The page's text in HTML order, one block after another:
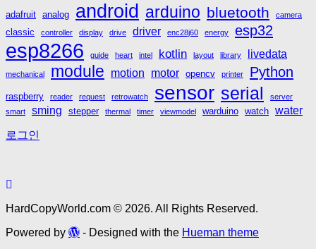
adafruit analog android arduino bluetooth camera
classic controller display drive driver enc28j60 energy esp32
esp8266 guide heart intel kotlin layout library livedata
mechanical module motion motor opencv printer Python
raspberry reader request retrowatch sensor serial
server
smart
sming stepper thermal timer viewmodel warduino watch water
로그인
HardCopyWorld.com © 2026. All Rights Reserved.
Powered by
- Designed with the Hueman theme